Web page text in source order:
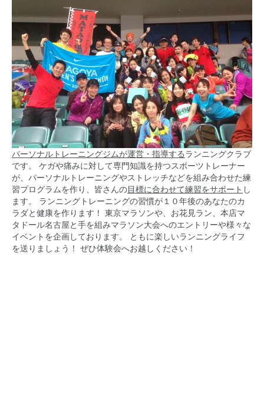
パーソナルトレーニングジムが運営・指導するランニングクラブ
です。 ケガや痛みに対して専門知識を持つスポーツトレーナー
が、パーソナルトレーニングやストレッチなどを組み合わせた練
習プログラムを作り、皆さんの目標に合わせて練習をサポート し
ます。 ランニングトレーニングの習慣が１０年後のあなたのカ
ラダと健康を作ります！ 東京マラソンや、お花見ラン、本店マ
タドール名古屋と手を組みマラソン大会へのエントリーや様々な
イベントを企画しております。 ともに楽しいランニングライフ
を送りましょう！ ぜひ体験会へお越しください！